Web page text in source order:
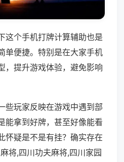
这个手机打牌计算辅助也是
单便捷。特别是在大家手机
，提升游戏体验，避免影响
些玩家反映在游戏中遇到部
能拿到好牌，甚至好像能看
怀疑是不是有挂？确实存在
将,四川功夫麻将,四川家园